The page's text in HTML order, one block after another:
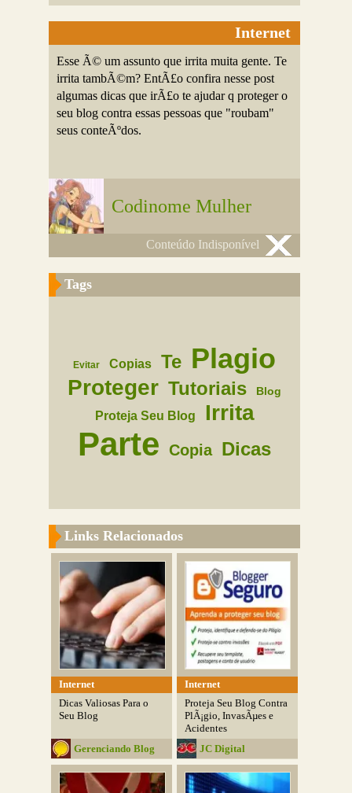
Internet
Esse Ã© um assunto que irrita muita gente. Te
irrita tambÃ©m? EntÃ£o confira nesse post
algumas dicas que irÃ£o te ajudar q proteger o
seu blog contra essas pessoas que "roubam"
seus conteÃºdos.
Codinome Mulher
Conteúdo Indisponível
Tags
Evitar Copias Te Plagio
Proteger Tutoriais Blog
Proteja Seu Blog Irrita
Parte Copia Dicas
Links Relacionados
Internet
Dicas Valiosas Para o
Seu Blog
Gerenciando Blog
Internet
Proteja Seu Blog Contra
PlÃ¡gio, InvasÃµes e
Acidentes
JC Digital